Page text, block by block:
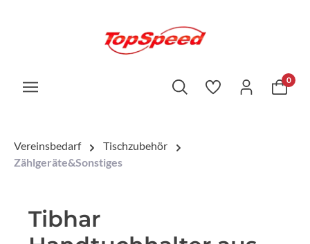
0
Vereinsbedarf
Tischzubehör
Zählgeräte&Sonstiges
Tibhar